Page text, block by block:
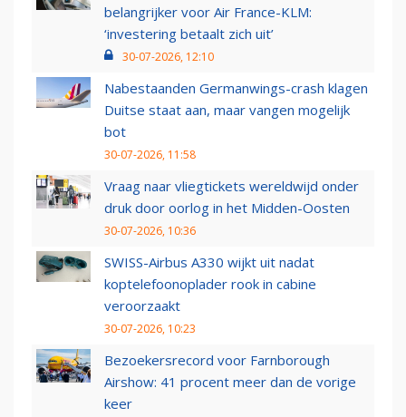
belangrijker voor Air France-KLM:
‘investering betaalt zich uit’
30-07-2026, 12:10
Nabestaanden Germanwings-crash klagen
Duitse staat aan, maar vangen mogelijk
bot
30-07-2026, 11:58
Vraag naar vliegtickets wereldwijd onder
druk door oorlog in het Midden-Oosten
30-07-2026, 10:36
SWISS-Airbus A330 wijkt uit nadat
koptelefoonoplader rook in cabine
veroorzaakt
30-07-2026, 10:23
Bezoekersrecord voor Farnborough
Airshow: 41 procent meer dan de vorige
keer